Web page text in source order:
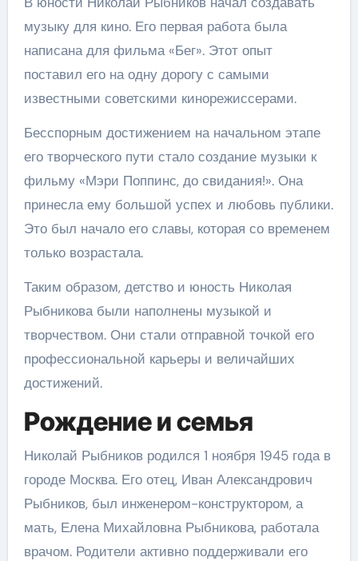
музыку для кино. Его первая работа была
написана для фильма «Бег». Этот опыт
поставил его на одну дорогу с самыми
известными советскими кинорежиссерами.
Бесспорным достижением на начальном этапе
его творческого пути стало создание музыки к
фильму «Мэри Поппинс, до свидания!». Она
принесла ему большой успех и любовь публики.
Это был начало его славы, которая со временем
только возрастала.
Таким образом, детство и юность Николая
Рыбникова были наполнены музыкой и
творчеством. Они стали отправной точкой его
профессиональной карьеры и величайших
достижений.
Рождение и семья
Николай Рыбников родился 1 ноября 1945 года в
городе Москва. Его отец, Иван Александрович
Рыбников, был инженером-конструктором, а
мать, Елена Михайловна Рыбникова, работала
врачом. Родители активно поддерживали его